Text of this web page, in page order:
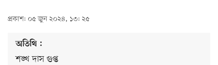
প্রকাশ: ০৫ জুন ২০২৪, ১৩: ২৫
অতিথি :
শঙ্খ দাস গুপ্ত